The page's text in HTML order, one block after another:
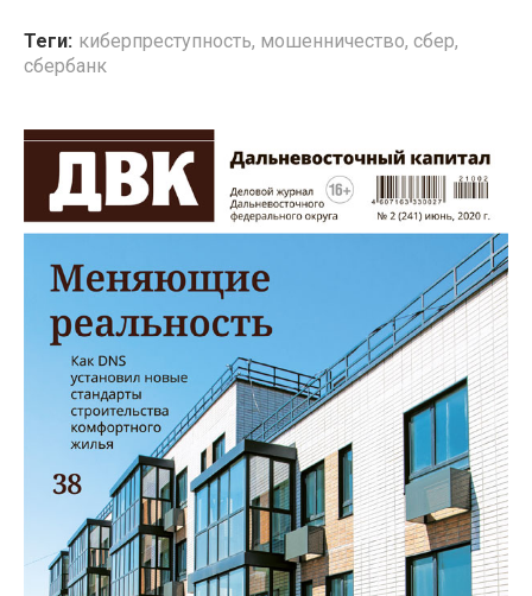
Теги: киберпреступность, мошенничество, сбер,
сбербанк